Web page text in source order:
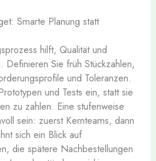
Smarte Planung statt
hilft, Qualität und
Definieren Sie früh Stückzahlen,
und Toleranzen.
und Tests ein, statt sie
zu zahlen. Eine stufenweise
sein: zuerst Kernteams, dann
sich ein Blick auf
die spätere Nachbestellungen